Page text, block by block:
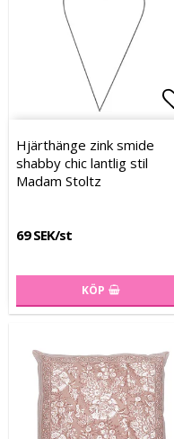
Hjärthänge zink smide
shabby chic lantlig stil
Madam Stoltz
69 SEK/st
KÖP